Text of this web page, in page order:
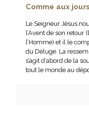
Comme aux
Le Seigneur Jésus
l’Avent de son retour
l’Homme) et il le
du Déluge. La
s’agit d’abord de la
tout le monde au